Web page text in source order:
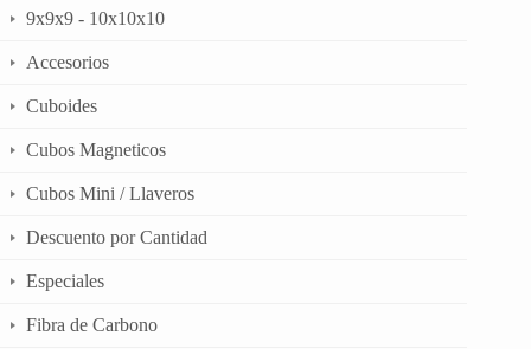
9x9x9 - 10x10x10
Accesorios
Cuboides
Cubos Magneticos
Cubos Mini / Llaveros
Descuento por Cantidad
Especiales
Fibra de Carbono